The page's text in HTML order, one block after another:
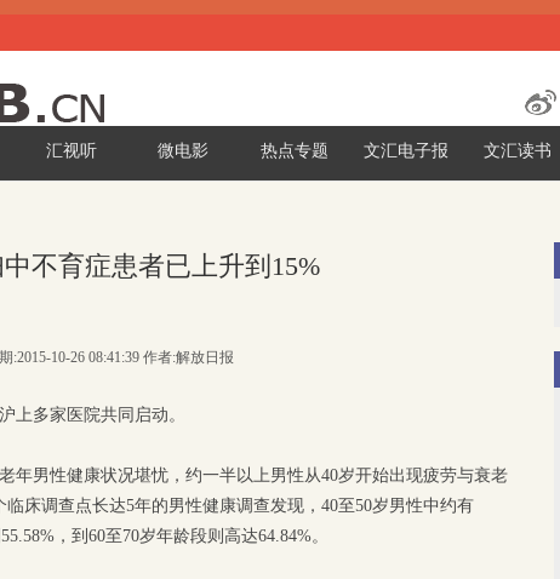
汇视听 微电影 热点专题 文汇电子报 文汇读书
不育症患者已上升到15%
:2015-10-26 08:41:39 作者:解放日报
上多家医院共同启动。
年男性健康状况堪忧，约一半以上男性从40岁开始出现疲劳与衰老
床调查点长达5年的男性健康调查发现，40至50岁男性中约有
，到60至70岁年龄段则高达64.84%。